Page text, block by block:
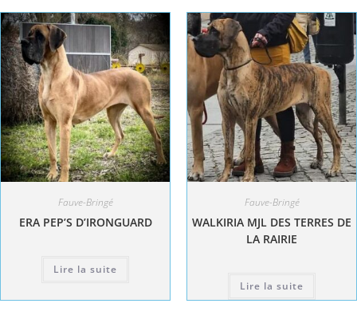
Fauve-Bringé
ERA PEP’S D’IRONGUARD
Lire la suite
Fauve-Bringé
WALKIRIA MJL DES TERRES DE
LA RAIRIE
Lire la suite